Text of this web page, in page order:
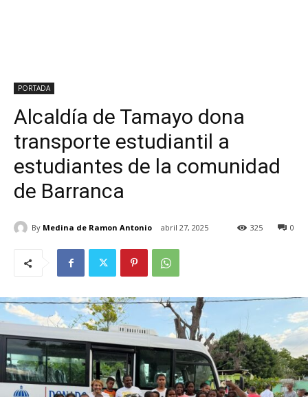
PORTADA
Alcaldía de Tamayo dona
transporte estudiantil a
estudiantes de la comunidad
de Barranca
By Medina de Ramon Antonio abril 27, 2025 0
325